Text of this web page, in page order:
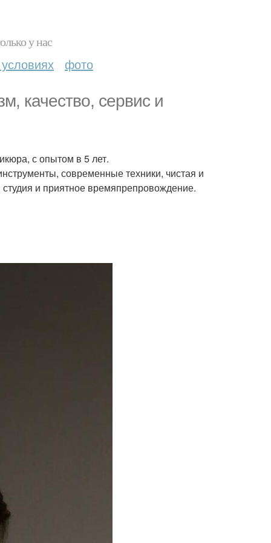
у нас
фото
качество, сервис и
с опытом в 5 лет.
современные техники, чистая и
и приятное времяпрепровождение.